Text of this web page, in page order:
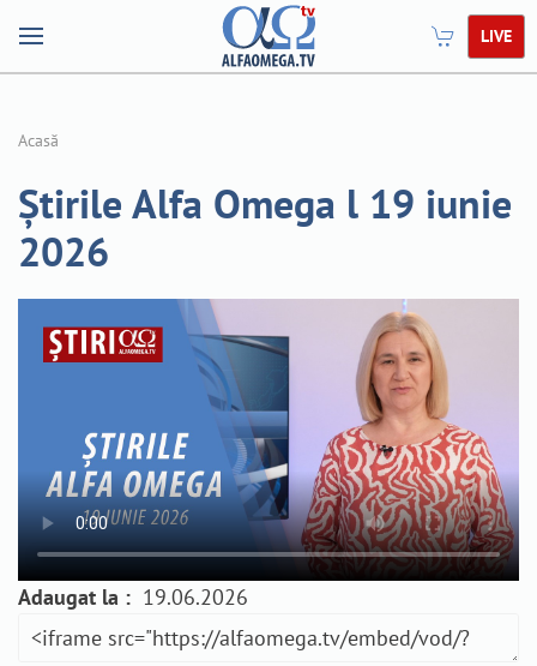
LIVE
Acasă
Știrile Alfa Omega l 19 iunie
2026
Adaugat la : 19.06.2026